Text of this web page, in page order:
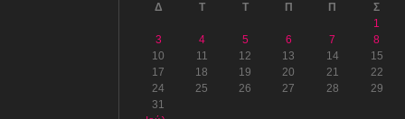
Δ
Τ Τ Π Π
Σ
1
3
4 5 6 7
8
10
11 12 13 14
15
17
18 19 20 21
22
24
25 26 27 28
29
31